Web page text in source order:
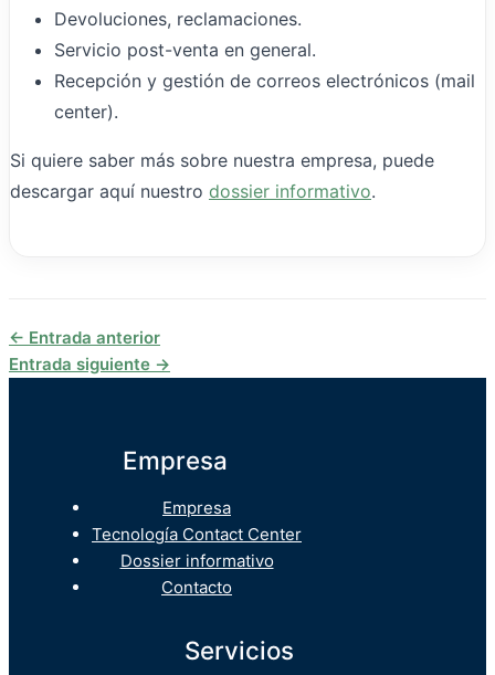
Devoluciones, reclamaciones.
Servicio post-venta en general.
Recepción y gestión de correos electrónicos (mail
center).
Si quiere saber más sobre nuestra empresa, puede
descargar aquí nuestro dossier informativo.
← Entrada anterior
Entrada siguiente →
Empresa
Empresa
Tecnología Contact Center
Dossier informativo
Contacto
Servicios